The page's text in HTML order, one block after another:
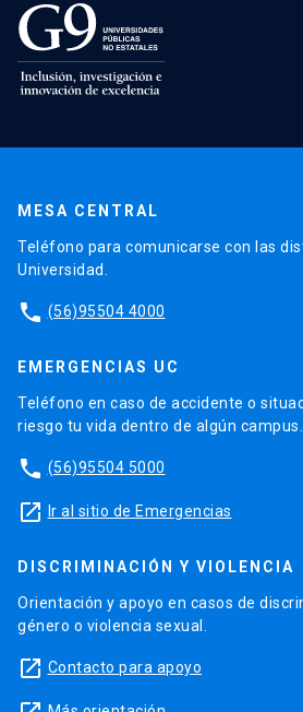
MESA CENTRAL
Teléfono para comunicarse con las
Universidad.
phone (56)95504 4000
EMERGENCIAS UC
Teléfono en caso de accidente o
riesgo tu vida dentro de algún campus.
phone (56)95504 5000
launch Ir al sitio de Emergencias
DISCRIMINACIÓN Y VIOLENCIA
Orientación y apoyo en casos de
género o violencia sexual.
launch Contacto para apoyo